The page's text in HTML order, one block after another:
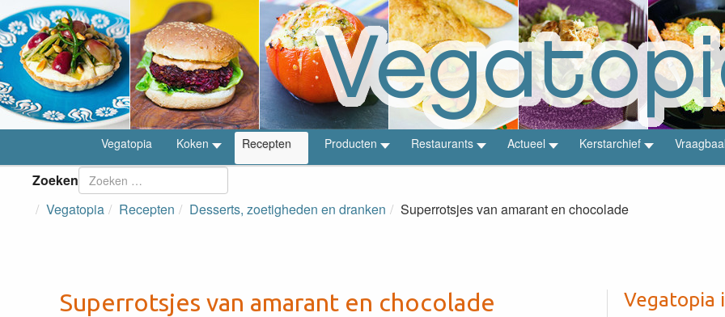
Vegatopia Koken Recepten Producten Restaurants Actueel Kerstarchief
Zoeken
Vegatopia
Recepten Desserts, zoetigheden en dranken Superrotsjes van amarant en chocolade
Superrotsjes van amarant en chocolade Vegatopia